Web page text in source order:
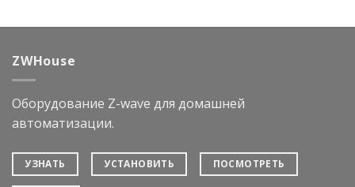
ZWHouse
Оборудование Z-wave для домашней
автоматизации.
УЗНАТЬ УСТАНОВИТЬ ПОСМОТРЕТЬ